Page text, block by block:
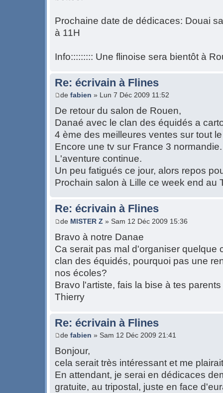
Prochaine date de dédicaces: Douai
à 11H
Info::::::::: Une flinoise sera bientôt à
Re: écrivain à Flines
de fabien » Lun 7 Déc 2009 11:52
De retour du salon de Rouen,
Danaé avec le clan des équidés a
4 ème des meilleures ventes sur tout
Encore une tv sur France 3 normandie.
L'aventure continue.
Un peu fatigués ce jour, alors repos
Prochain salon à Lille ce week end au
Re: écrivain à Flines
de MISTER Z » Sam 12 Déc 2009 15:36
Bravo à notre Danae
Ca serait pas mal d'organiser quelque
clan des équidés, pourquoi pas une
nos écoles?
Bravo l'artiste, fais la bise à tes parents
Thierry
Re: écrivain à Flines
de fabien » Sam 12 Déc 2009 21:41
Bonjour,
cela serait très intéressant et me
En attendant, je serai en dédicaces
gratuite, au tripostal, juste en face